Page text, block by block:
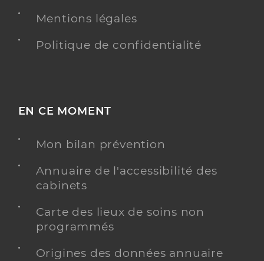
Mentions légales
Politique de confidentialité
EN CE MOMENT
Mon bilan prévention
Annuaire de l'accessibilité des
cabinets
Carte des lieux de soins non
programmés
Origines des données annuaire